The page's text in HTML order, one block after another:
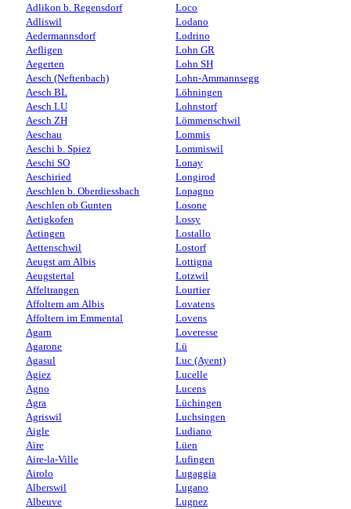
Adlikon b. Regensdorf
Adliswil
Aedermannsdorf
Aefligen
Aegerten
Aesch (Neftenbach)
Aesch BL
Aesch LU
Aesch ZH
Aeschau
Aeschi b. Spiez
Aeschi SO
Aeschiried
Aeschlen b. Oberdiessbach
Aeschlen ob Gunten
Aetigkofen
Aetingen
Aettenschwil
Aeugst am Albis
Aeugstertal
Affeltrangen
Affoltern am Albis
Affoltern im Emmental
Agarn
Agarone
Agasul
Agiez
Agno
Agra
Agriswil
Aigle
Aïre
Aire-la-Ville
Airolo
Alberswil
Albeuve
Loco
Lodano
Lodrino
Lohn GR
Lohn SH
Lohn-Ammannsegg
Löhningen
Lohnstorf
Lömmenschwil
Lommis
Lommiswil
Lonay
Longirod
Lopagno
Losone
Lossy
Lostallo
Lostorf
Lottigna
Lotzwil
Lourtier
Lovatens
Lovens
Loveresse
Lü
Luc (Ayent)
Lucelle
Lucens
Lüchingen
Luchsingen
Ludiano
Lüen
Lufingen
Lugaggia
Lugano
Lugnez